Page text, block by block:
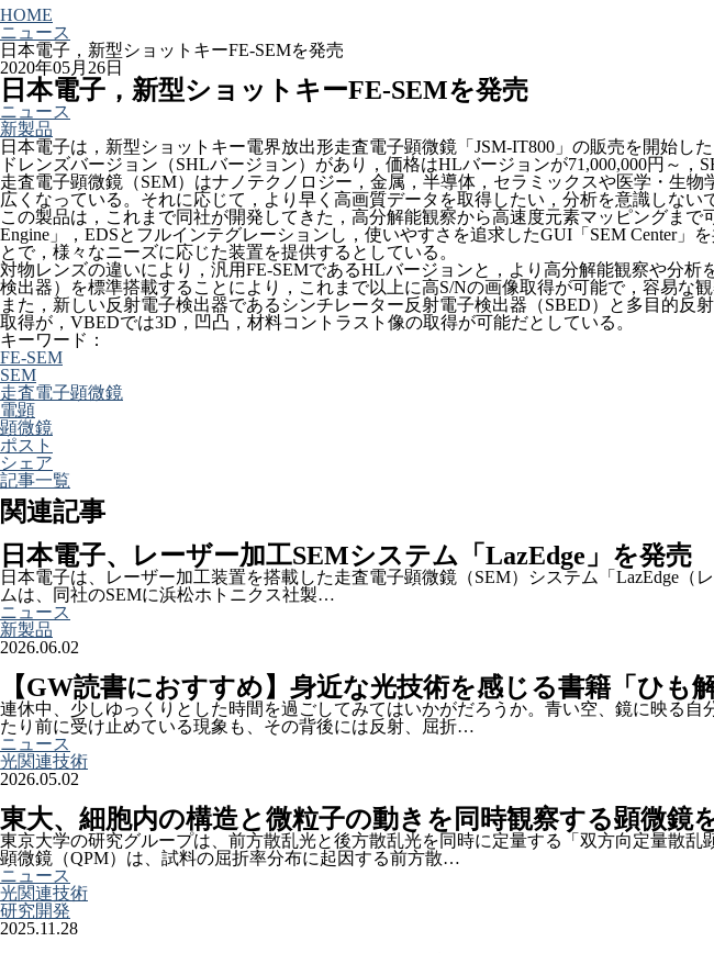
HOME
ニュース
日本電子，新型ショットキーFE-SEMを発売
2020年05月26日
日本電子，新型ショットキーFE-SEMを発売
ニュース
新製品
日本電子は，新型ショットキー電界放出形走査電子顕微鏡「JSM-IT800」の販売を開始し
ドレンズバージョン（SHLバージョン）があり，価格はHLバージョンが71,000,000円～，
走査電子顕微鏡（SEM）はナノテクノロジー，金属，半導体，セラミックスや医学・生
広くなっている。それに応じて，より早く高画質データを取得したい，分析を意識しない
この製品は，これまで同社が開発してきた，高分解能観察から高速度元素マッピングま
Engine」，EDSとフルインテグレーションし，使いやすさを追求したGUI「SEM Center
とで，様々なニーズに応じた装置を提供するとしている。
対物レンズの違いにより，汎用FE-SEMであるHLバージョンと，より高分解能観察や分
検出器）を標準搭載することにより，これまで以上に高S/Nの画像取得が可能で，容易な観
また，新しい反射電子検出器であるシンチレーター反射電子検出器（SBED）と多目的
取得が，VBEDでは3D，凹凸，材料コントラスト像の取得が可能だとしている。
キーワード：
FE-SEM
SEM
走査電子顕微鏡
電顕
顕微鏡
ポスト
シェア
記事一覧
関連記事
日本電子、レーザー加工SEMシステム「LazEdge」を発売
日本電子は、レーザー加工装置を搭載した走査電子顕微鏡（SEM）システム「LazEdge
ムは、同社のSEMに浜松ホトニクス社製…
ニュース
新製品
2026.06.02
【GW読書におすすめ】身近な光技術を感じる書籍「ひ
連休中、少しゆっくりとした時間を過ごしてみてはいかがだろうか。青い空、鏡に映る
たり前に受け止めている現象も、その背後には反射、屈折…
ニュース
光関連技術
2026.05.02
東大、細胞内の構造と微粒子の動きを同時観察する顕微鏡
東京大学の研究グループは、前方散乱光と後方散乱光を同時に定量する「双方向定量散
顕微鏡（QPM）は、試料の屈折率分布に起因する前方散…
ニュース
光関連技術
研究開発
2025.11.28